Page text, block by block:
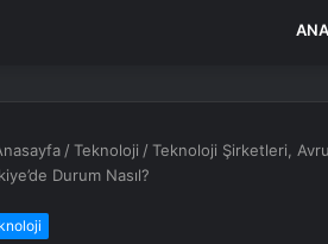
/Teknoloji /Teknoloji Şirketleri,
Durum Nasıl?